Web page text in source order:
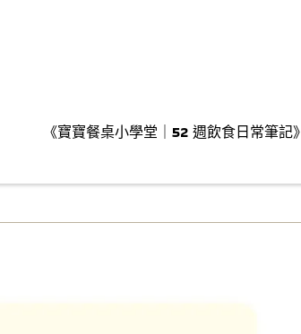
《寶寶餐桌小學堂｜52 週飲食日常筆記》